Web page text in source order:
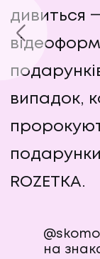
дивиться
випадок,
ROZETKA.
на